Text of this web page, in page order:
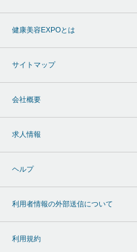
健康美容EXPOとは
サイトマップ
会社概要
求人情報
ヘルプ
利用者情報の外部送信について
利用規約